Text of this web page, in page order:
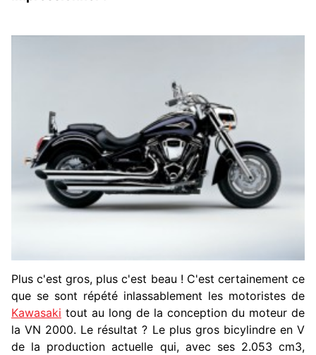
Plus c'est gros, plus c'est beau ! C'est certainement ce
que se sont répété inlassablement les motoristes de
Kawasaki tout au long de la conception du moteur de
la VN 2000. Le résultat ? Le plus gros bicylindre en V
de la production actuelle qui, avec ses 2.053 cm3,